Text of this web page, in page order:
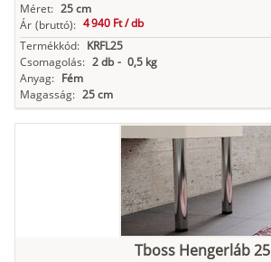
Antracit
Méret: 25 cm
Ár (bruttó): 4 940 Ft /db
Termékkód: KRFL25
Csomagolás: 2 db - 0,5 kg
Anyag: Fém
Magasság: 25 cm
Tboss Hengerláb 25